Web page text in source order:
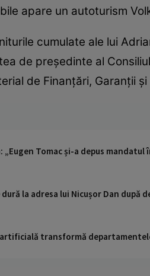
apare un autoturism
cumulate ale lui
de președinte al
de Finanțări, Garanții
„Eugen Tomac și-a depus
dură la adresa lui Nicușor Dan după
transformă